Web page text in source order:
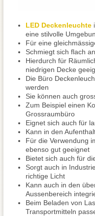
LED Deckenleuchte
eine stilvolle
Für eine
Schmiegt sich flach
Hierdurch für
niedrigen Decke
Die Büro
werden
Sie können auch
Zum Beispiel einen
Grossraumbüro
Eignet sich auch für
Kann in den
Für die Verwendung
ebenso gut geeignet
Bietet sich auch für
Sorgt auch in
richtige Licht
Kann auch in den
Aussenbereich
Beim Beladen von
Transportmitteln